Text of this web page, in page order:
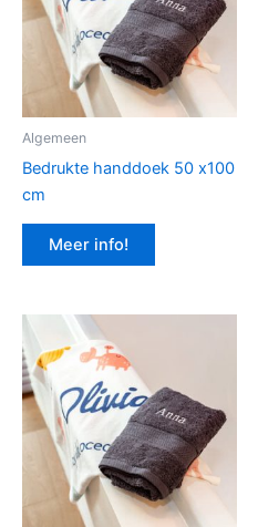
Algemeen
Bedrukte handdoek 50 x100
cm
Meer info!